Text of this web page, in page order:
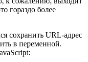
гораздо более
сохранить URL-адрес
в переменной.